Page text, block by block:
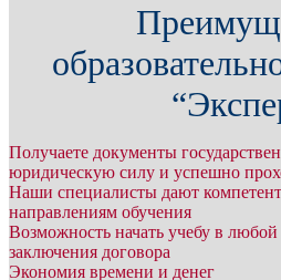
Получаете документы
юридическую силу и успешно
Наши специалисты дают
направлениям обучения
Возможность начать учебу в
заключения договора
Экономия времени и денег